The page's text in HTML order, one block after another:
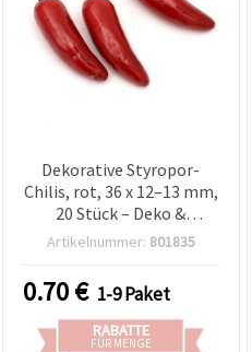
Dekorative Styropor-
Chilis, rot, 36 x 12–13 mm,
20 Stück – Deko &
Bastelbedarf
Artikelnummer: 801835
0.70€ 1-9 Paket
RABATTE
FÜR MENGE